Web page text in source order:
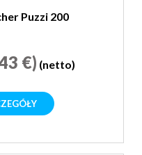
Puzzi 200
€) (netto)